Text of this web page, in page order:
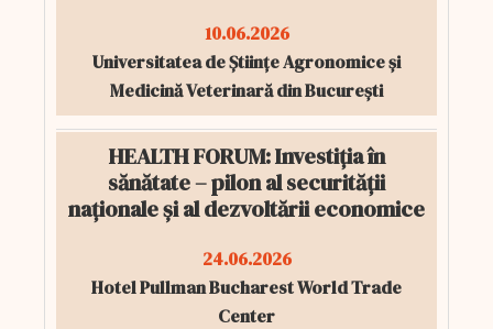
10.06.2026
Universitatea de Științe Agronomice și
Medicină Veterinară din București
HEALTH FORUM: Investiția în
sănătate – pilon al securității
naționale și al dezvoltării economice
24.06.2026
Hotel Pullman Bucharest World Trade
Center